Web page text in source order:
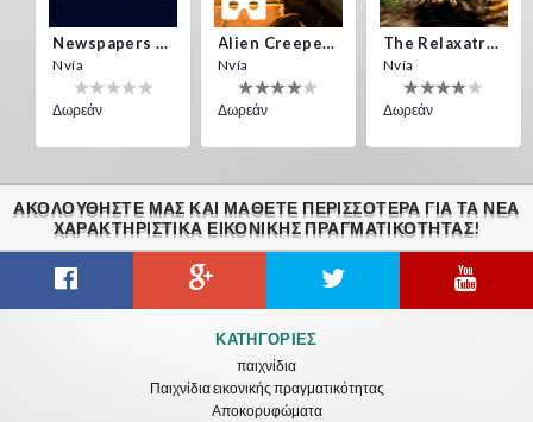
Pesto
zombies zombies
Pichunger Ger
Newspapers Spain VR
Nvía
Δωρεάν
Alien Creepers VR
Nvía
Δωρεάν
The Relaxatron
Nvía
Δωρεάν
Δωρεάν Δωρεάν
ΑΚΟΛΟΥΘΉΣΤΕ ΜΑΣ ΚΑΙ ΜΆΘΕΤΕ ΠΕΡΙΣΣΌΤΕΡΑ ΓΙΑ ΤΑ ΝΈΑ
ΧΑΡΑΚΤΗΡΙΣΤΙΚΆ ΕΙΚΟΝΙΚΗΣ ΠΡΑΓΜΑΤΙΚΟΤΗΤΑΣ!
ΚΑΤΗΓΟΡΊΕΣ
παιχνίδια
Παιχνίδια εικονικής πραγματικότητας
Αποκορυφώματα